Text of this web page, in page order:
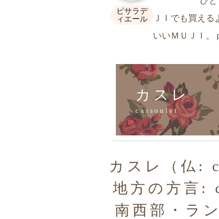
ピサラデ
ィエール
ＪＩでも買え
いいＭＵＪＩ。
カスレ
cassoulet
カスレ（仏:
地方の方言:
南西部・ラ